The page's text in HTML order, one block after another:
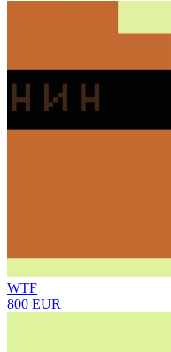
WTF
800 EUR